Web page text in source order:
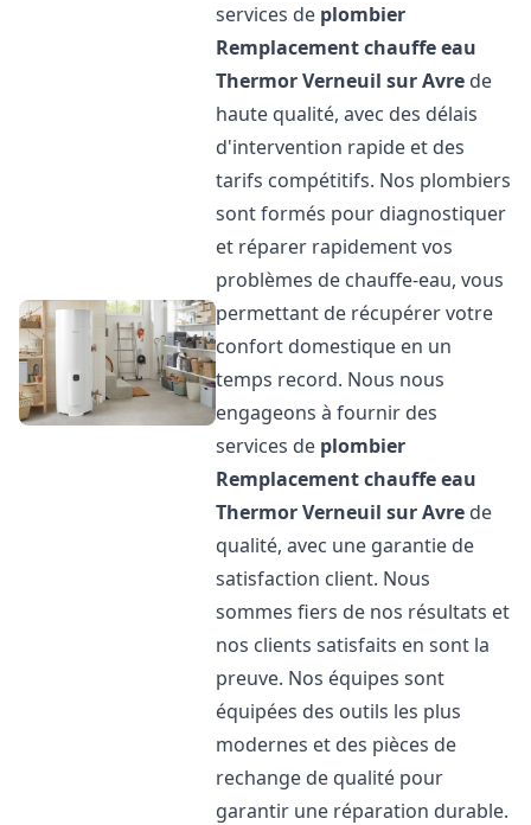
services de plombier
Remplacement chauffe eau
ThermorVerneuil sur Avre de
haute qualité, avec des délais
d'intervention rapide et des
tarifs compétitifs. Nos plombiers
sont formés pour diagnostiquer
et réparer rapidement vos
problèmes de chauffe-eau, vous
permettant de récupérer votre
confort domestique en un
temps record. Nous nous
engageons à fournir des
services de plombier
Remplacement chauffe eau
ThermorVerneuil sur Avre de
qualité, avec une garantie de
satisfaction client. Nous
sommes fiers de nos résultats et
nos clients satisfaits en sont la
preuve. Nos équipes sont
équipées des outils les plus
modernes et des pièces de
rechange de qualité pour
garantir une réparation durable.